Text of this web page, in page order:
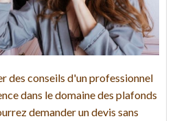
des conseils d'un professionnel
dans le domaine des plafonds
demander un devis sans